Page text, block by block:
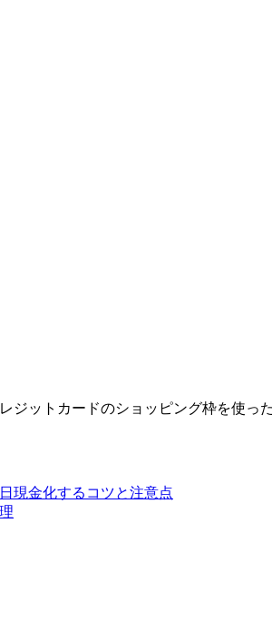
ットカードのショッピング枠を使っ
現金化するコツと注意点